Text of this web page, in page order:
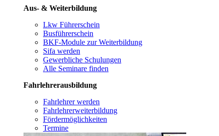
Aus- & Weiterbildung
Lkw Führerschein
Busführerschein
BKF-Module zur Weiterbildung
Sifa werden
Gewerbliche Schulungen
Alle Seminare finden
Fahrlehrerausbildung
Fahrlehrer werden
Fahrlehrerweiterbildung
Fördermöglichkeiten
Termine